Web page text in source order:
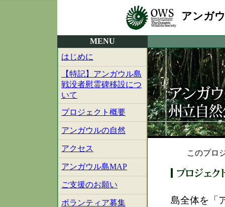
アンガ
MENU
はじめに
【特記】アンガウル島
戦没者慰霊碑移設につ
いて
プロジェクト概要
アンガウルの自然
アクセス
アンガウル島MAP
ご支援のお願い
ボランティア募集
このプロ
島全体を「